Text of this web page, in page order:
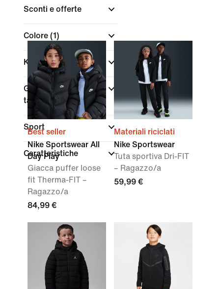
Sconti e offerte
Colore (1)
Kids per età
Gamma di
taglie/misure
Sport
Caratteristiche
Best seller
Nike Sportswear All
Day Play
Giacca puffer loose
fit Therma-FIT –
Ragazzo/a
84,99 €
Materiali riciclati
Nike Sportswear
Tuta sportiva Dri-FIT
– Ragazzo/a
59,99 €